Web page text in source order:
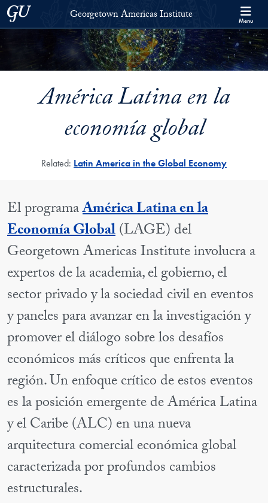
Skip to Georgetown Americas Institute Full Site Menu
Skip to main content
Georgetown UniversityGeorgetown Americas Institute Menu
América Latina en la
economía global
Related: Latin America in the Global Economy
El programaAmérica Latina en la
Economía Global(LAGE) del
Georgetown Americas Institute involucra a
expertos de la academia, el gobierno, el
sector privado y la sociedad civil en eventos
y paneles para avanzar en la investigación y
promover el diálogo sobre los desafíos
económicos más críticos que enfrenta la
región. Un enfoque crítico de estos eventos
es la posición emergente de América Latina
y el Caribe (ALC) en una nueva
arquitectura comercial económica global
caracterizada por profundos cambios
estructurales.